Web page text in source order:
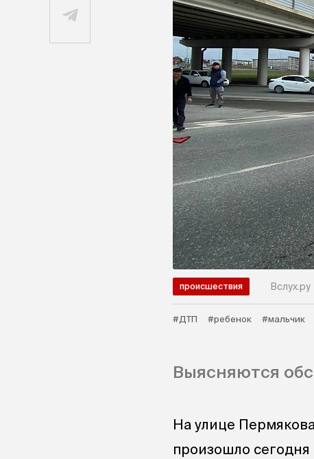
происшествия Вслух.ру
#ДТП #ребенок #мальчик
Выясняются
На улице
произошло